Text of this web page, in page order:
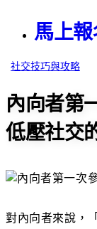
馬上報
社交技巧與攻略
內向者第
低壓社交
對內向者來說，